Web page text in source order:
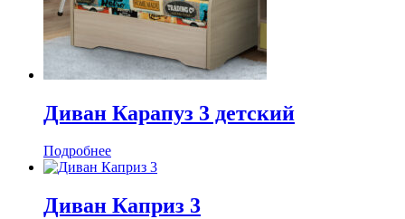
Диван Карапуз 3 детский
Подробнее
Диван Каприз 3